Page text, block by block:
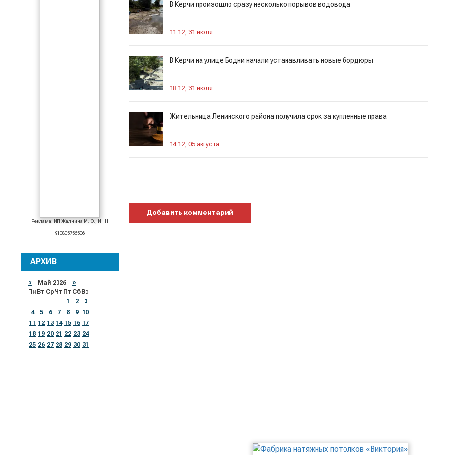
Реклама: ИП Жалнина М.Ю., ИНН
910805756506
АРХИВ
« Май 2026 »
Пн Вт Ср Чт Пт Сб Вс
1
2
3
4
5 6 7 8 9
10
11 12 13 14 15 16 17
18 19 20 21 22 23 24
25 26 27 28 29 30 31
В Керчи произошло сразу несколько порывов водовода
11:12, 31 июля
В Керчи на улице Бодни начали устанавливать новые бордюры
18:12, 31 июля
Жительница Ленинского района получила срок за купленные права
14:12, 05 августа
Добавить комментарий